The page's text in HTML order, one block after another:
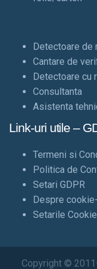
Detectoare de
Cantare de
Detectoare cu
Consultanta
Asistenta
Link-uri utile –
Termeni si
Politica de
Setari GDPR
Despre
Setarile
Copyright ©